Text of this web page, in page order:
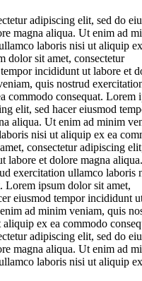
adipiscing elit, sed do
magna aliqua. Ut enim ad
laboris nisi ut aliquip
dolor sit amet, consectetur
incididunt ut labore et
quis nostrud
commodo consequat. Lorem
elit, sed hacer eiusmod
aliqua. Ut enim ad minim
nisi ut aliquip ex ea
consectetur adipiscing
labore et dolore magna
exercitation ullamco laboris
Lorem ipsum dolor sit amet,
eiusmod tempor incididunt
ad minim veniam, quis
ex ea commodo
adipiscing elit, sed do
magna aliqua. Ut enim ad
laboris nisi ut aliquip